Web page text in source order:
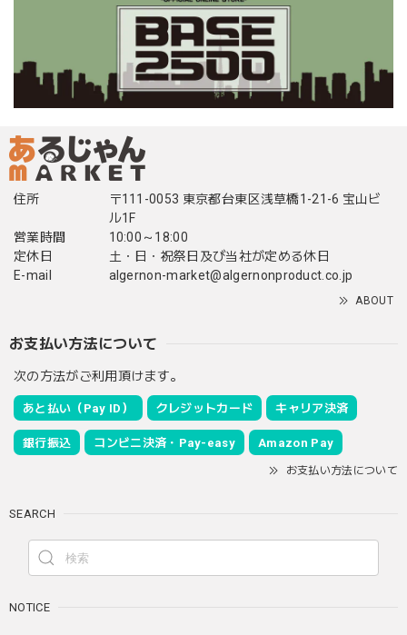
住所
〒111-0053 東京都台東区浅草橋1-21-6 宝山ビ
ル1F
営業時間
10:00～18:00
定休日
土・日・祝祭日及び当社が定める休日
E-mail
algernon-market@algernonproduct.co.jp
ABOUT
お支払い方法について
次の方法がご利用頂けます。
あと払い（Pay ID） クレジットカード キャリア決済
銀行振込 コンビニ決済・Pay-easy Amazon Pay
お支払い方法について
SEARCH
NOTICE